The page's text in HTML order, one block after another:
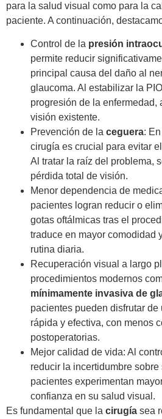
para la salud visual como para la
paciente. A continuación,
Control de la presión
permite reducir
principal causa del daño al
glaucoma. Al estabilizar la
progresión de la enfermedad,
visión existente.
Prevención de la ceguera:
cirugía es crucial para evitar
Al tratar la raíz del problema,
pérdida total de visión.
Menor dependencia de
pacientes logran reducir o
gotas oftálmicas tras el
traduce en mayor comodidad
rutina diaria.
Recuperación visual a largo
procedimientos modernos
mínimamente invasiva de
pacientes pueden disfrutar
rápida y efectiva, con menos
postoperatorias.
Mejor calidad de vida: Al
reducir la incertidumbre
pacientes experimentan
confianza en su salud visual.
Es fundamental que la cirugía sea